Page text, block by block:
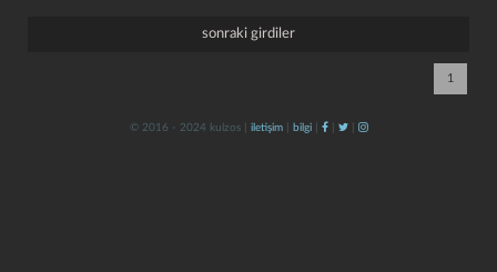
sonraki girdiler
1
© 2016 - 2024 kulzos | iletişim| bilgi| | |